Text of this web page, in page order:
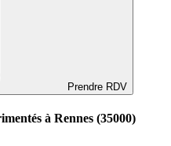
Prendre RDV
à Rennes (35000)